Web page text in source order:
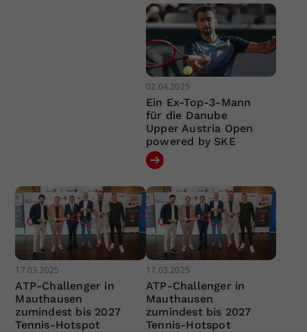
02.04.2025
Ein Ex-Top-3-Mann
für die Danube
Upper Austria Open
powered by SKE
17.03.2025
ATP-Challenger in
Mauthausen
zumindest bis 2027
Tennis-Hotspot
17.03.2025
ATP-Challenger in
Mauthausen
zumindest bis 2027
Tennis-Hotspot